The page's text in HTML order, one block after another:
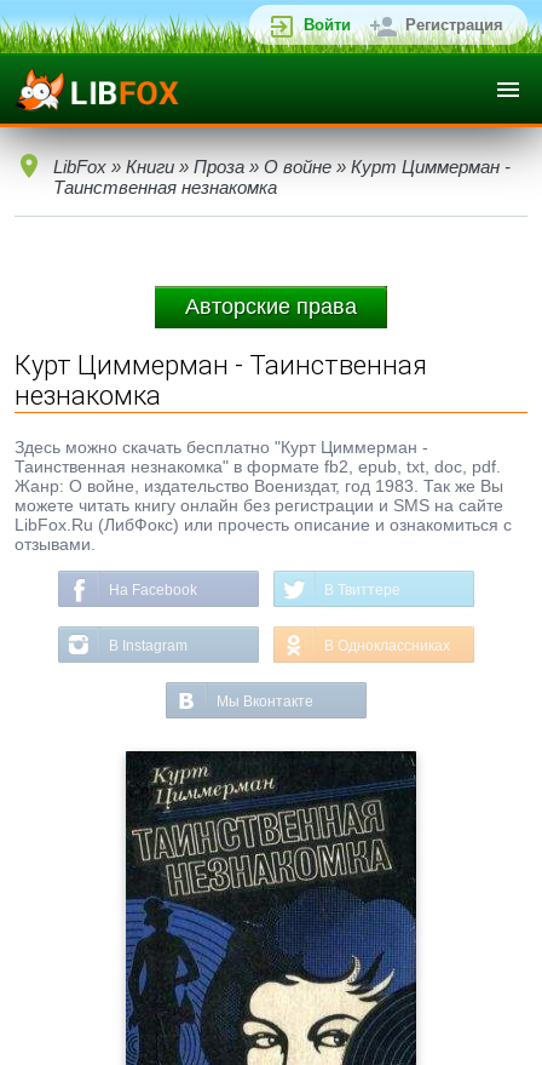
Войти Регистрация
LibFox » Книги » Проза » О войне » Курт Циммерман -
Таинственная незнакомка
Авторские права
Курт Циммерман - Таинственная
незнакомка
Здесь можно скачать бесплатно "Курт Циммерман -
Таинственная незнакомка" в формате fb2, epub, txt, doc, pdf.
Жанр: О войне, издательство Воениздат, год 1983. Так же Вы
можете читать книгу онлайн без регистрации и SMS на сайте
LibFox.Ru (ЛибФокс) или прочесть описание и ознакомиться с
отзывами.
На Facebook В Твиттере
В Instagram В Одноклассниках
Мы Вконтакте